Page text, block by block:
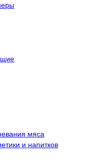
мяса
и напитков